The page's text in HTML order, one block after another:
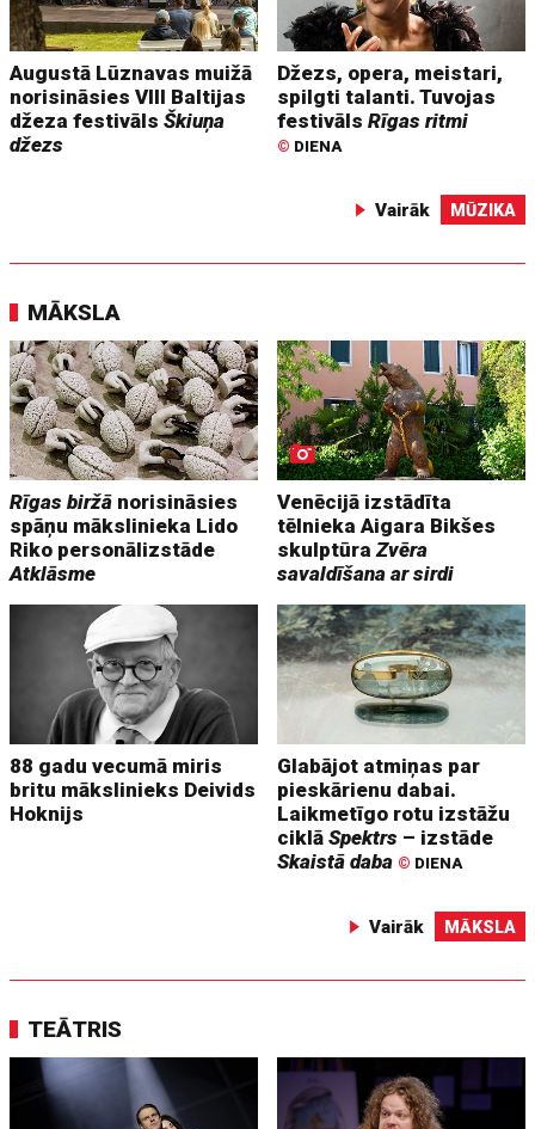
Augustā Lūznavas muižā
norisināsies VIII Baltijas
džeza festivālsŠkiuņa
džezs
Džezs, opera, meistari,
spilgti talanti. Tuvojas
festivālsRīgas ritmi
© DIENA
Vairāk MŪZIKA
MĀKSLA
Rīgas biržā norisināsies
spāņu mākslinieka Lido
Riko personālizstāde
Atklāsme
Venēcijā izstādīta
tēlnieka Aigara Bikšes
skulptūraZvēra
savaldīšana ar sirdi
88 gadu vecumā miris
britu mākslinieks Deivids
Hoknijs
Glabājot atmiņas par
pieskārienu dabai.
Laikmetīgo rotu izstāžu
ciklāSpektrs – izstāde
Skaistā daba © DIENA
Vairāk MĀKSLA
TEĀTRIS